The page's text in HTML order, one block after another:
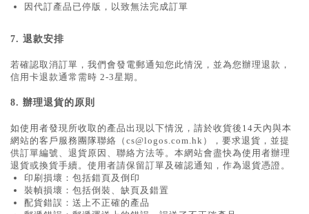
因代訂產品已停版，以致無法完成訂單
7. 退款安排
若確認取消訂單，我們會發電郵通知您此情況，並為您辦理退款，
信用卡退款通常需時 2-3星期。
8. 辦理退貨的原則
如使用者發現所收取的產品出現以下情況，請於收貨後14天內與本
網站的客戶服務團隊聯絡（cs@logos.com.hk），要求退貨，並提
供訂單編號、退貨原因、聯絡方法等。本網站會盡快為使用者辦理
退貨或換貨手續。使用者請保留訂單及確認通知，作為退貨憑證。
印刷損壞：包括錯頁及倒印
裝幀損壞：包括倒裝、缺頁及錯置
配貨錯誤：送上不正確的產品